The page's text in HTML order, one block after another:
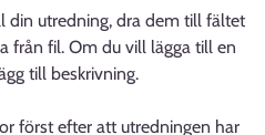
din utredning, dra dem till fältet
från fil. Om du vill lägga till en
till beskrivning.
först efter att utredningen har